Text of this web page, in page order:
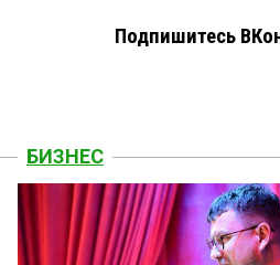
Подпишитесь
БИЗНЕС